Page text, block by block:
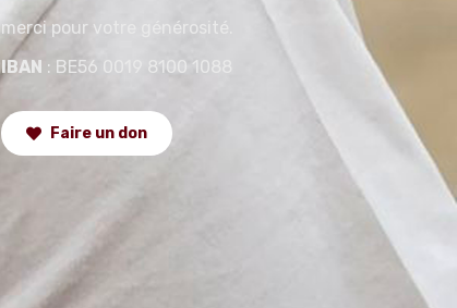
merci pour votre générosité.
IBAN : BE56 0019 8100 1088
Faire un don